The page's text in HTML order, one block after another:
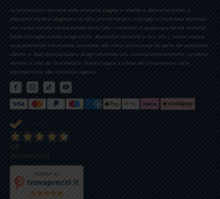
Le informazioni riportate nella presente pagina e relative a dispositivi medici e
dispositivi medico-diagnostici in vitro, presidi medico-chirurgici e medicinali veterinari
non hanno alcuna natura pubblicitaria.Tutti i contenuti, in qualunque forma realizzati,
(testi, immagini, anche fotografiche, descrizioni tecniche e non, ecc.), hanno natura
esclusivamente informativa, funzionale alla mera conoscenza da parte del potenziale
cliente, in fase di preacquisto, di ogni elemento e/o caratteristica attinente i prodotti
venduti in rete da Oasi Medica. Quanto sopra a tutela del consumatore ed in
ottemperanza alla normativa vigente.
49
Recensioni